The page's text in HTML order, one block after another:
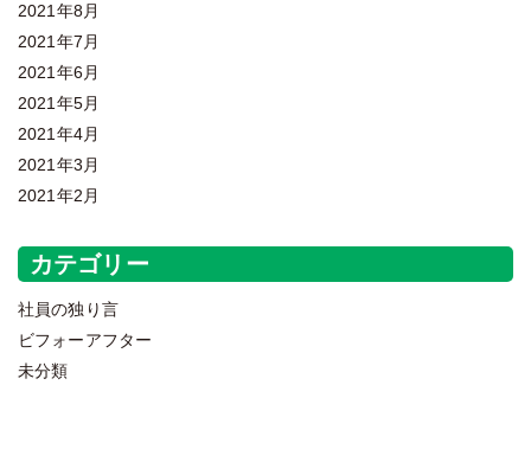
2021年8月
2021年7月
2021年6月
2021年5月
2021年4月
2021年3月
2021年2月
カテゴリー
社員の独り言
ビフォーアフター
未分類